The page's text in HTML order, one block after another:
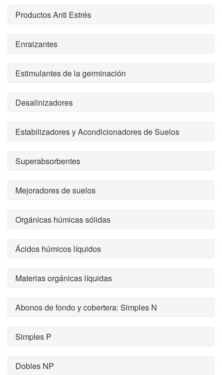
Productos Anti Estrés
Enraizantes
Estimulantes de la germinación
Desalinizadores
Estabilizadores y Acondicionadores de Suelos
Superabsorbentes
Mejoradores de suelos
Orgánicas húmicas sólidas
Ácidos húmicos líquidos
Materias orgánicas líquidas
Abonos de fondo y cobertera: Simples N
Simples P
Dobles NP